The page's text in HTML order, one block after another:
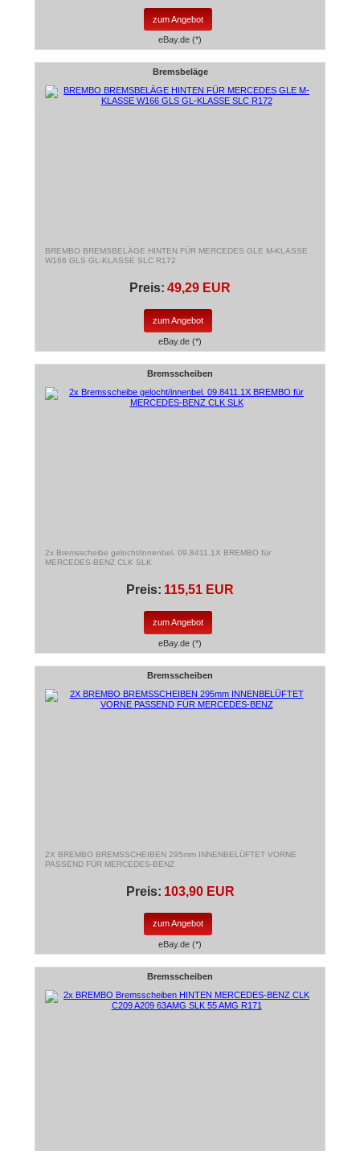
zum Angebot
eBay.de (*)
Bremsbeläge
BREMBO BREMSBELÄGE HINTEN FÜR MERCEDES GLE M-KLASSE
W166 GLS GL-KLASSE SLC R172
Preis: 49,29 EUR
zum Angebot
eBay.de (*)
Bremsscheiben
2x Bremsscheibe gelocht/innenbel. 09.8411.1X BREMBO für
MERCEDES-BENZ CLK SLK
Preis: 115,51 EUR
zum Angebot
eBay.de (*)
Bremsscheiben
2X BREMBO BREMSSCHEIBEN 295mm INNENBELÜFTET VORNE
PASSEND FÜR MERCEDES-BENZ
Preis: 103,90 EUR
zum Angebot
eBay.de (*)
Bremsscheiben